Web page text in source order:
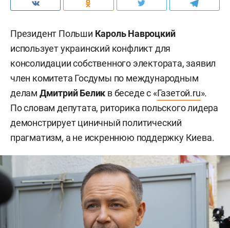
Президент Польши Кароль Навроцкий
использует украинский конфликт для
консолидации собственного электората, заявил
член комитета Госдумы по международным
делам Дмитрий Белик в беседе с «Газетой.ru».
По словам депутата, риторика польского лидера
демонстрирует циничный политический
прагматизм, а не искреннюю поддержку Киева.